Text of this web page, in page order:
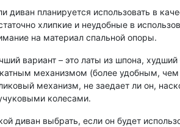
диван планируется использовать в
хлипкие и неудобные в
на материал спальной опоры.
вариант – это латы из шпона,
механизмом (более удобным, чем
механизм, не заедает ли он,
колесами.
диван выбрать, если он будет